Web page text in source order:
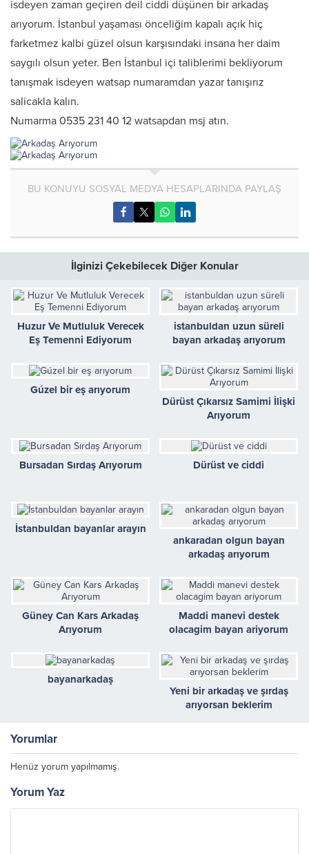
isdeyen zaman geçiren deil ciddi düşünen bir arkadaş
arıyorum. İstanbul yaşaması önceliğim kapalı açık hiç
farketmez kalbi güzel olsun karşısındaki insana her daim
saygılı olsun yeter. Ben İstanbul içi taliblerimi bekliyorum
tanışmak isdeyen watsap numaramdan yazar tanışırız
salicakla kalın.
Numarma 0535 231 40 12 watsapdan msj atın.
BU KONUYU SOSYAL MEDYA HESAPLARINDA PAYLAŞ
İlginizi Çekebilecek Diğer Konular
Huzur Ve Mutluluk Verecek
Eş Temenni Ediyorum
istanbuldan uzun süreli
bayan arkadaş arıyorum
Gúzel bir eş arıyorum
Dürüst Çıkarsız Samimi İlişki
Arıyorum
Bursadan Sırdaş Arıyorum Dürüst ve ciddi
İstanbuldan bayanlar arayın
ankaradan olgun bayan
arkadaş arıyorum
Güney Can Kars Arkadaş
Arıyorum
Maddi manevi destek
olacagim bayan ariyorum
bayanarkadaş
Yeni bir arkadaş ve şırdaş
arıyorsan beklerim
Yorumlar
Henüz yorum yapılmamış.
Yorum Yaz